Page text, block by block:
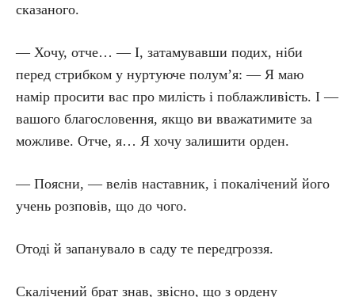
сказаного.
— Хочу, отче… — І, затамувавши подих, ніби
перед стрибком у нуртуюче полум’я: — Я маю
намір просити вас про милість і поблажливість. І —
вашого благословення, якщо ви вважатимите за
можливе. Отче, я… Я хочу залишити орден.
— Поясни, — велів наставник, і покалічений його
учень розповів, що до чого.
Отоді й запанувало в саду те передгроззя.
Скалічений брат знав, звісно, що з ордену